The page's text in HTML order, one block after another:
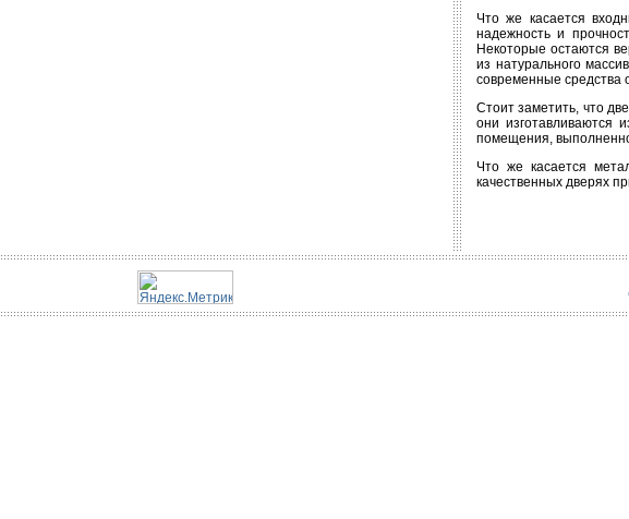
Что же касается
надежность и
Некоторые остаются
из натурального
современные средства
Стоит заметить, что
они изготавливаются
помещения,
Что же касается
качественных дверях